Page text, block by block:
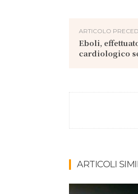
ARTICOLO
Eboli,
cardiologico
ARTICOLI